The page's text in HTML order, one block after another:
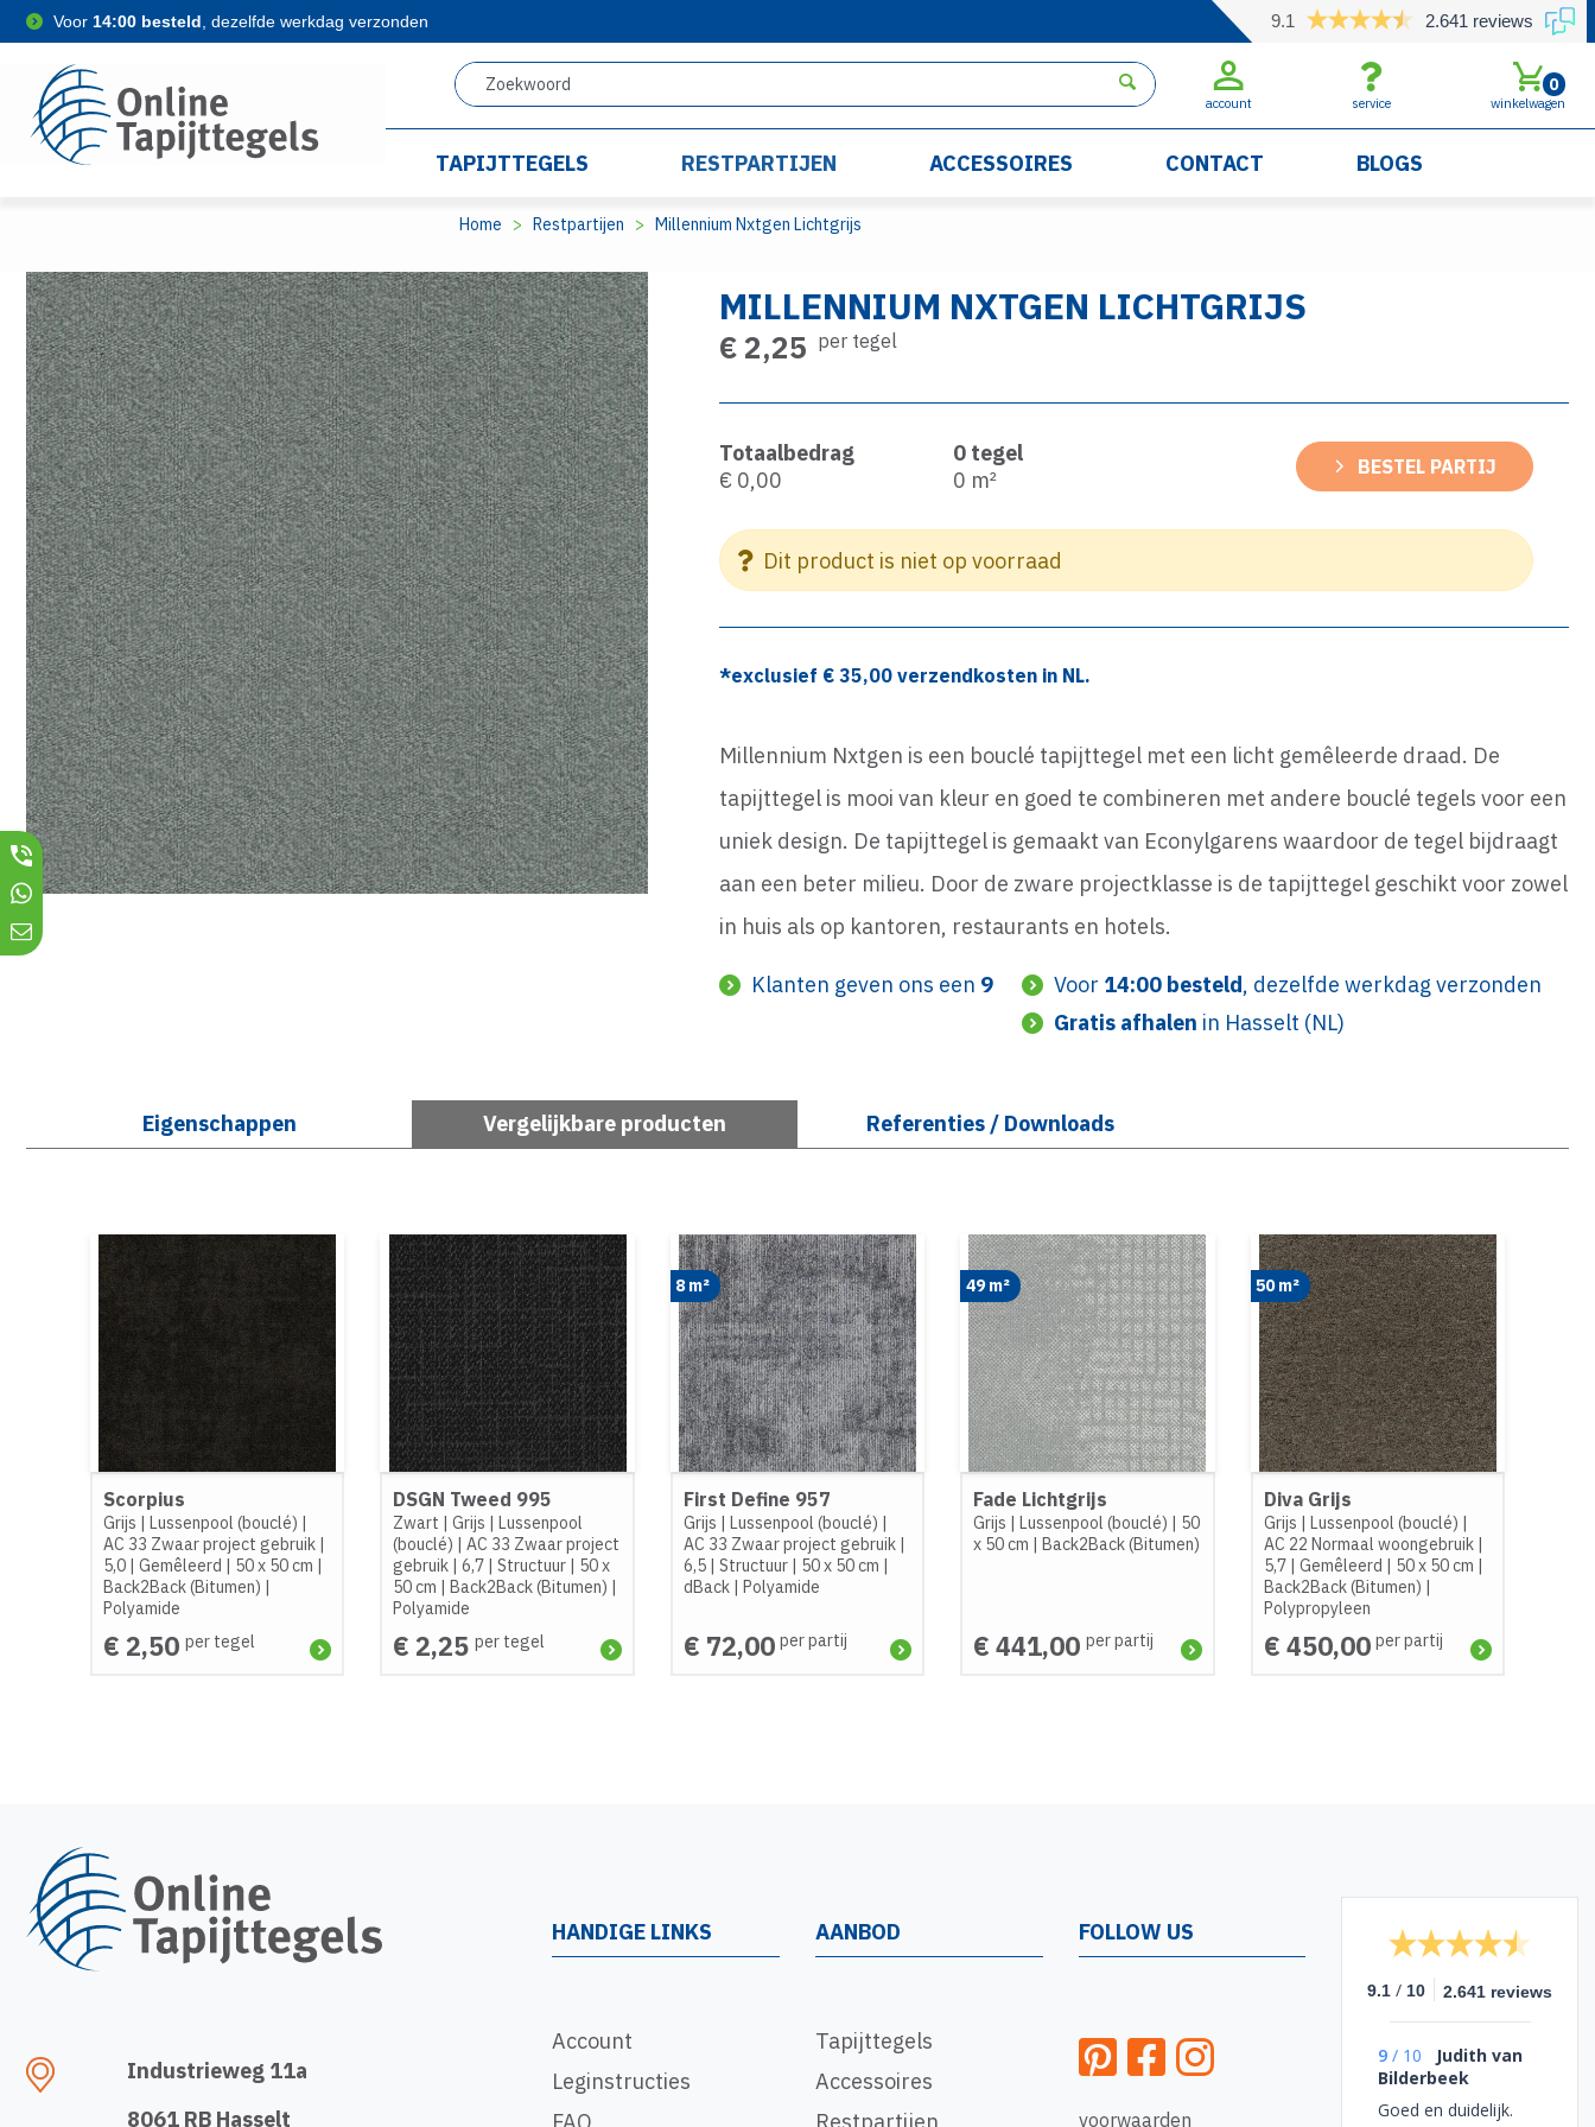
Voor 14:00 besteld , dezelfde werkdag verzonden 9.1 2.641 reviews
account service winkelwagen
0
TAPIJTTEGELS RESTPARTIJEN ACCESSOIRES CONTACT BLOGS
Home Restpartijen Millennium Nxtgen Lichtgrijs
MILLENNIUM NXTGEN LICHTGRIJS
€ 2,25 per tegel
Totaalbedrag
€ 0,00
0 tegel
0 m² BESTEL PARTIJ
Dit product is niet op voorraad
*exclusief €35,00 verzendkosten in NL.
Millennium Nxtgen is een bouclé tapijttegel met een licht gemêleerde draad. De
tapijttegel is mooi van kleur en goed te combineren met andere bouclé tegels voor een
uniek design. De tapijttegel is gemaakt van Econylgarens waardoor de tegel bijdraagt
aan een beter milieu. Door de zware projectklasse is de tapijttegel geschikt voor zowel
in huis als op kantoren, restaurants en hotels.
Klanten geven ons een 9 Voor 14:00 besteld, dezelfde werkdag verzonden
Gratis afhalen in Hasselt (NL)
Eigenschappen Vergelijkbare producten Referenties / Downloads
Scorpius
Grijs | Lussenpool (bouclé) |
AC 33 Zwaar project gebruik |
5,0 | Gemêleerd | 50 x 50 cm |
Back2Back (Bitumen) |
Polyamide
€ 2,50 per tegel
DSGN Tweed 995
Zwart |Grijs |Lussenpool
(bouclé) |AC 33 Zwaar project
gebruik |6,7 |Structuur | 50 x
50 cm |Back2Back (Bitumen) |
Polyamide
€ 2,25 per tegel
8 m²
First Define 957
Grijs | Lussenpool (bouclé) |
AC 33 Zwaar project gebruik|
6,5| Structuur| 50 x 50 cm |
dBack| Polyamide
€ 72,00 per partij
49 m²
Fade Lichtgrijs
Grijs |Lussenpool (bouclé) | 50
x 50 cm |Back2Back (Bitumen)
€ 441,00 per partij
50 m²
Diva Grijs
Grijs | Lussenpool (bouclé) |
AC 22 Normaal woongebruik|
5,7| Gemêleerd | 50 x 50 cm |
Back2Back (Bitumen) |
Polypropyleen
€ 450,00 per partij
Industrieweg 11a
8061 RB Hasselt
HANDIGE LINKS
Account
Leginstructies
FAQ
AANBOD
Tapijttegels
Accessoires
Restpartijen
FOLLOW US
voorwaarden
9.1 / 10 2.641 reviews
9 / 10
Judith van
Bilderbeek
Goed en duidelijk.